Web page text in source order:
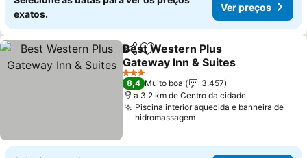
exatos.
Ver preços
PartilharAdicionar aos favoritos
Best Western Plus
Gateway Inn & Suites
3 Estrelas
8,4 Muito boa
3.457
a 3.2 km de Centro da cidade
Piscina interior aquecida e banheira de
hidromassagem